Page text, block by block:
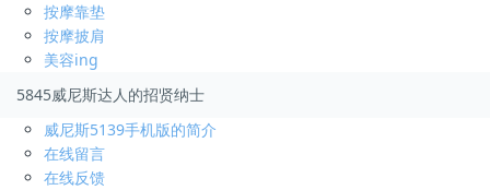
按摩靠垫
按摩披肩
美容ing
5845威尼斯达人的招贤纳士
威尼斯5139手机版的简介
在线留言
在线反馈
招聘人数
发布时间:
运营助理 3000-6000
招聘人数